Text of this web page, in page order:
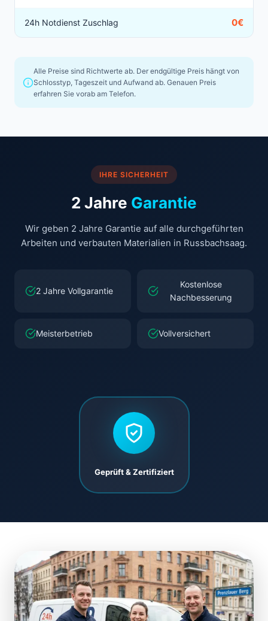
24h Notdienst Zuschlag 0€
Alle Preise sind Richtwerte ab. Der endgültige Preis hängt von
Schlosstyp, Tageszeit und Aufwand ab. Genauen Preis
erfahren Sie vorab am Telefon.
IHRE SICHERHEIT
2 Jahre Garantie
Wir geben 2 Jahre Garantie auf alle durchgeführten
Arbeiten und verbauten Materialien in Russbachsaag.
2 Jahre Vollgarantie
Kostenlose
Nachbesserung
Meisterbetrieb Vollversichert
Geprüft & Zertifiziert